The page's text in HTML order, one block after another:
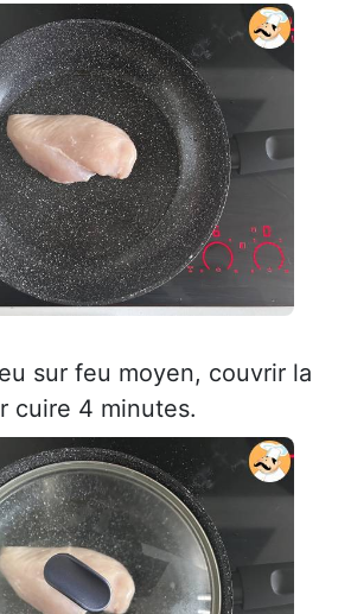
sur feu moyen, couvrir la
cuire 4 minutes.